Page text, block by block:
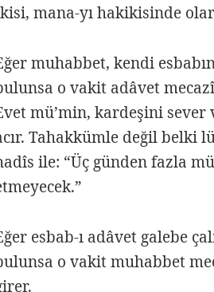
mana-yı hakikisinde
muhabbet, kendi
o vakit adâvet
mü’min, kardeşini sever
Tahakkümle değil belki
ile: “Üç günden fazla
esbab-ı adâvet galebe
o vakit muhabbet